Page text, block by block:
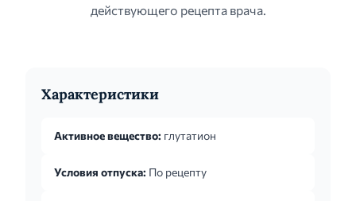
действующего рецепта врача.
Характеристики
Активное вещество: глутатион
Условия отпуска: По рецепту